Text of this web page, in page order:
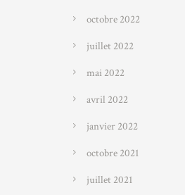
octobre 2022
juillet 2022
mai 2022
avril 2022
janvier 2022
octobre 2021
juillet 2021